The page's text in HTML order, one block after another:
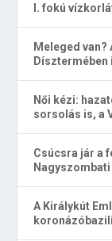
I. fokú
Meleged van?
Női kézi:
sorsolás is, a
Csúcsra jár a
A Királykút